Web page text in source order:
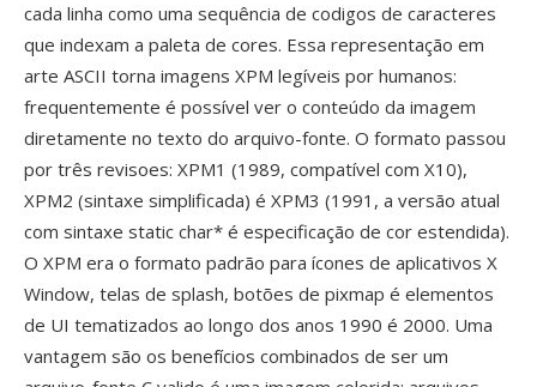
cada linha como uma sequência de codigos de caracteres
que indexam a paleta de cores. Essa representação em
arte ASCII torna imagens XPM legíveis por humanos:
frequentemente é possível ver o conteúdo da imagem
diretamente no texto do arquivo-fonte. O formato passou
por três revisoes: XPM1 (1989, compatível com X10),
XPM2 (sintaxe simplificada) é XPM3 (1991, a versão atual
com sintaxe static char* é especificação de cor estendida).
O XPM era o formato padrão para ícones de aplicativos X
Window, telas de splash, botões de pixmap é elementos
de UI tematizados ao longo dos anos 1990 é 2000. Uma
vantagem são os benefícios combinados de ser um